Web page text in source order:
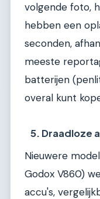
volgende foto,
hebben een
seconden,
meeste
batterijen
overal kunt
5. Draadloze
Nieuwere
Godox V860)
accu's,